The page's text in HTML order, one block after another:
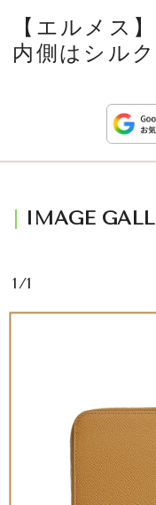
LIFESTYLE
CELEBRITY
WEDDING
FORTUNE
会員登録
【エルメス
内側はシル
IMAGE
1/1